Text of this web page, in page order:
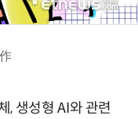
, 생성형 AI와 관련